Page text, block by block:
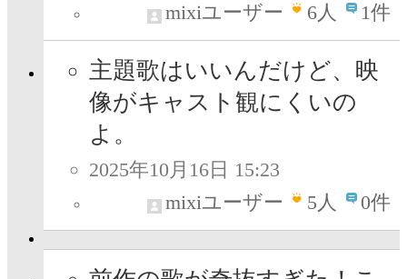
mixiユーザー
6人 1件
主題歌はいいんだけど、映
像がキャスト観にくいの
よ。
2025年10月16日 15:23
mixiユーザー
5人 0件